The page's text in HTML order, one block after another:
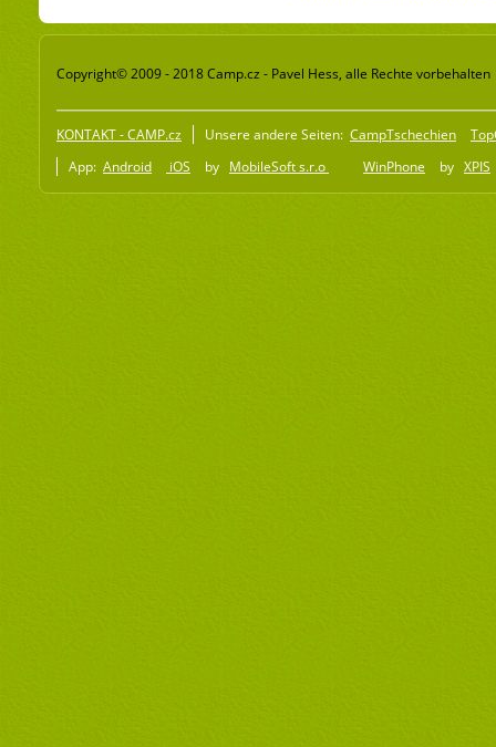
Copyright© 2009 - 2018 Camp.cz - Pavel Hess, alle Rechte vorbehalten
KONTAKT - CAMP.cz Unsere andere Seiten: CampTschechien
App: Android iOS by MobileSoft s.r.o WinPhone by XPIS